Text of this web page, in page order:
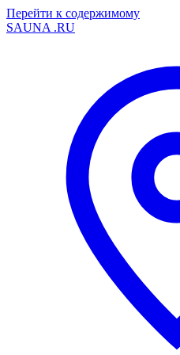
Перейти к содержимому
SAUNA .RU